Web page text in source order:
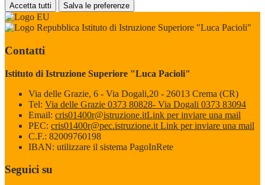
Accetta tutti Salva le preferenze
Istituto di Istruzione Superiore "Luca Pacioli"
Contatti
Istituto di Istruzione Superiore "Luca Pacioli"
Via delle Grazie, 6 - Via Dogali,20 - 26013 Crema (CR)
Tel: Via delle Grazie 0373 80828- Via Dogali 0373 83094
Email: cris01400r@istruzione.itLink per inviare una mail
PEC: cris01400r@pec.istruzione.it Link per inviare una mail
C.F.: 82009760198
IBAN: utilizzare il sistema PagoInRete
Seguici su